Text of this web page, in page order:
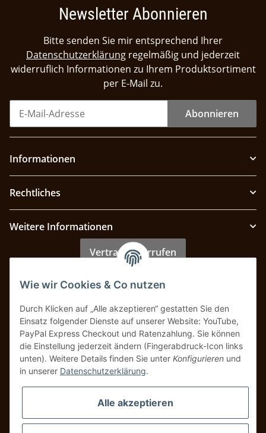
Newsletter Abonnieren
Bitte senden Sie mir entsprechend Ihrer
Datenschutzerklärung regelmäßig und jederzeit
widerruflich Informationen zu Ihrem Produktsortiment
per E-Mail zu.
Abonnieren
Informationen
Rechtliches
Weitere Informationen
Vertrag widerrufen
Zahlung & Versand
Wie wir Cookies & Co nutzen
Durch Klicken auf „Alle akzeptieren“ gestatten Sie den
Einsatz folgender Dienste auf unserer Website: YouTube,
PayPal Express Checkout und Ratenzahlung. Sie können
die Einstellung jederzeit ändern (Fingerabdruck-Icon links
unten). Weitere Details finden Sie unter Konfigurieren und
in unserer Datenschutzerklärung.
Alle akzeptieren